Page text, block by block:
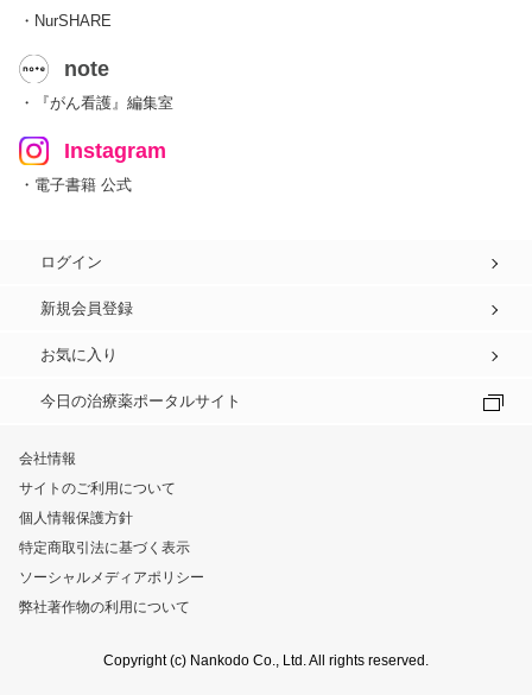
・NurSHARE
note
・『がん看護』編集室
Instagram
・電子書籍 公式
ログイン
新規会員登録
お気に入り
今日の治療薬ポータルサイト
会社情報
サイトのご利用について
個人情報保護方針
特定商取引法に基づく表示
ソーシャルメディアポリシー
弊社著作物の利用について
Copyright (c) Nankodo Co., Ltd. All rights reserved.